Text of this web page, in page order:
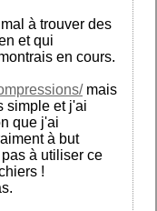
à trouver des
et qui
en cours.
mais
simple et j'ai
que j'ai
à but
à utiliser ce
!